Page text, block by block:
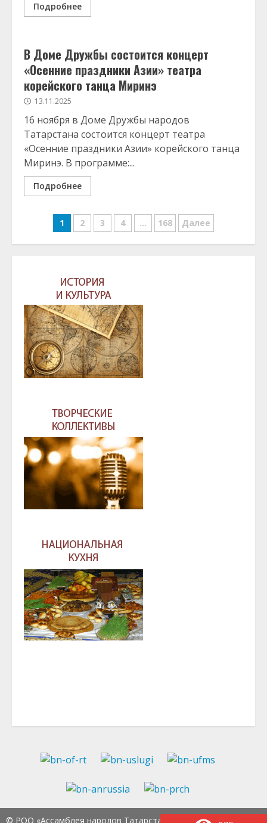
Подробнее
В Доме Дружбы состоится концерт
«Осенние праздники Азии» театра
корейского танца Миринэ
13.11.2025
16 ноября в Доме Дружбы народов
Татарстана состоится концерт театра
«Осенние праздники Азии» корейского танца
Миринэ. В программе:...
Подробнее
Навигация
по
записям
1 2 3 4 … 168 Далее
© РОО «Ассамблея народов Татарстана» Тел.:8